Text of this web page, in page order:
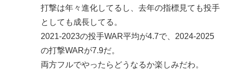
打撃は年々進化してるし、去年の指標見ても投手
としても成長してる。
2021-2023の投手WAR平均が4.7で、2024-2025
の打撃WARが7.9だ。
両方フルでやったらどうなるか楽しみだわ。